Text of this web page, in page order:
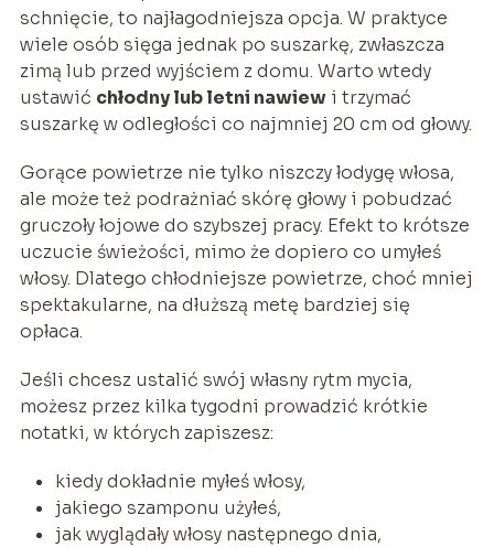
schnięcie, to najłagodniejsza opcja. W praktyce
wiele osób sięga jednak po suszarkę, zwłaszcza
zimą lub przed wyjściem z domu. Warto wtedy
ustawić chłodny lub letni nawiewi trzymać
suszarkę w odległości co najmniej 20 cm od głowy.
Gorące powietrze nie tylko niszczy łodygę włosa,
ale może też podrażniać skórę głowy i pobudzać
gruczoły łojowe do szybszej pracy. Efekt to krótsze
uczucie świeżości, mimo że dopiero co umyłeś
włosy. Dlatego chłodniejsze powietrze, choć mniej
spektakularne, na dłuższą metę bardziej się
opłaca.
Jeśli chcesz ustalić swój własny rytm mycia,
możesz przez kilka tygodni prowadzić krótkie
notatki, w których zapiszesz:
kiedy dokładnie myłeś włosy,
jakiego szamponu użyłeś,
jak wyglądały włosy następnego dnia,